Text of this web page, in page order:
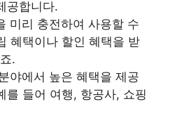
공합니다.
미리 충전하여 사용할 수
혜택이나 할인 혜택을 받
.
야에서 높은 혜택을 제공
를 들어 여행, 항공사, 쇼핑